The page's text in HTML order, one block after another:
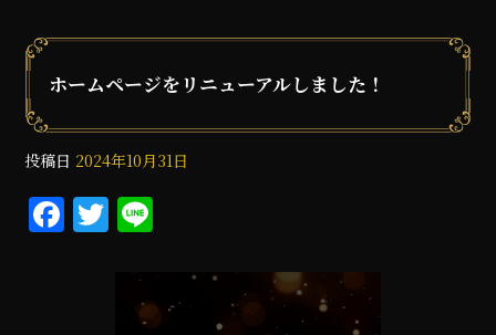
ホームページをリニューアルしました！
投稿日 2024年10月31日
F
a
T
w
te